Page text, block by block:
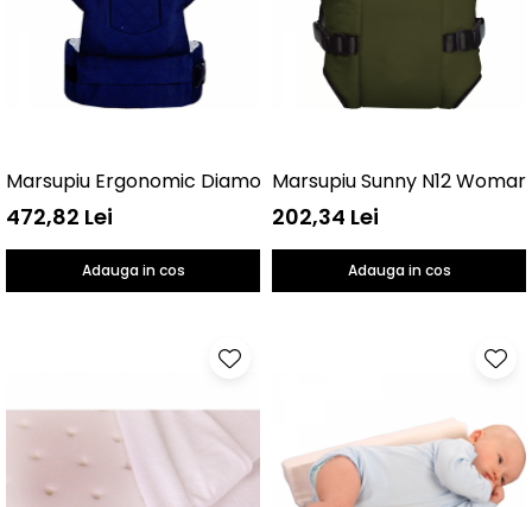
Marsupiu Ergonomic Diamond N18 Womar Zaffiro AN-
472,82 Lei
Adauga in cos
Marsupiu
202,34 Lei
Adauga in cos